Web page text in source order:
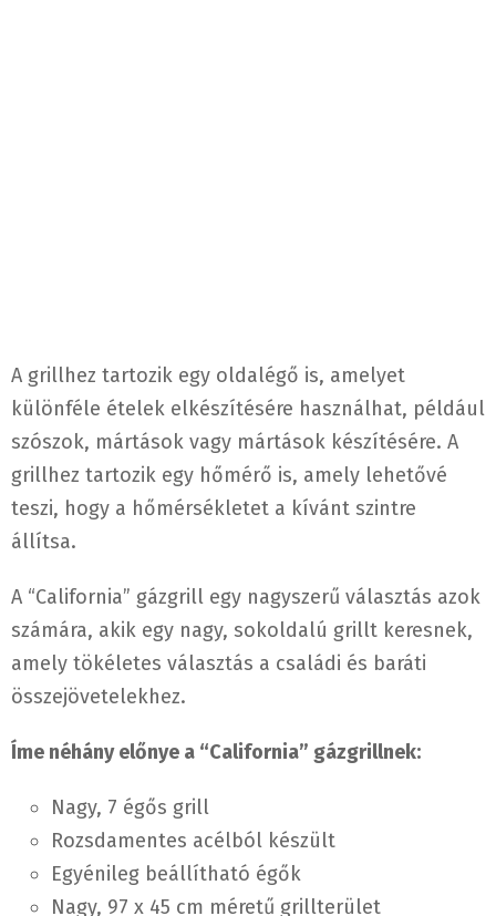
A grillhez tartozik egy oldalégő is, amelyet
különféle ételek elkészítésére használhat, például
szószok, mártások vagy mártások készítésére. A
grillhez tartozik egy hőmérő is, amely lehetővé
teszi, hogy a hőmérsékletet a kívánt szintre
állítsa.
A “California” gázgrill egy nagyszerű választás azok
számára, akik egy nagy, sokoldalú grillt keresnek,
amely tökéletes választás a családi és baráti
összejövetelekhez.
Íme néhány előnye a “California” gázgrillnek:
Nagy, 7 égős grill
Rozsdamentes acélból készült
Egyénileg beállítható égők
Nagy, 97 x 45 cm méretű grillterület